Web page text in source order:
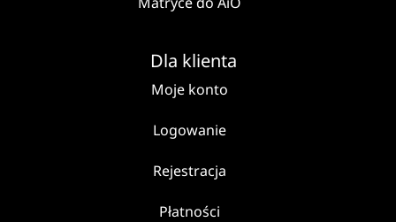
Dla klienta
Moje konto
Logowanie
Rejestracja
Płatności